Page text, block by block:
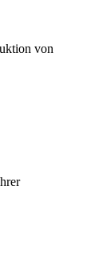
von